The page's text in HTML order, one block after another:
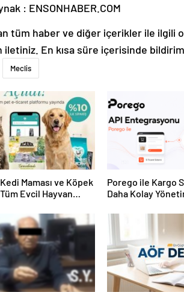
: ENSONHABER.COM
tüm haber ve diğer içerikler ile
iletiniz. En kısa süre içerisinde
Meclis
Maması ve Köpek
Evcil Hayvan
Porego ile Kargo
Daha Kolay